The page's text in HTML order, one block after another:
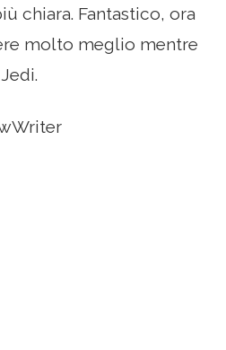
chiara. Fantastico, ora
molto meglio mentre